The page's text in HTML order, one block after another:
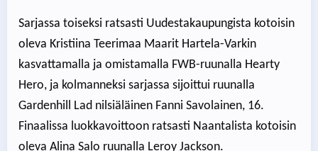
Sarjassa toiseksi ratsasti Uudestakaupungista kotoisin
oleva Kristiina Teerimaa Maarit Hartela-Varkin
kasvattamalla ja omistamalla FWB-ruunalla Hearty
Hero, ja kolmanneksi sarjassa sijoittui ruunalla
Gardenhill Lad nilsiäläinen Fanni Savolainen, 16.
Finaalissa luokkavoittoon ratsasti Naantalista kotoisin
oleva Alina Salo ruunalla Leroy Jackson.